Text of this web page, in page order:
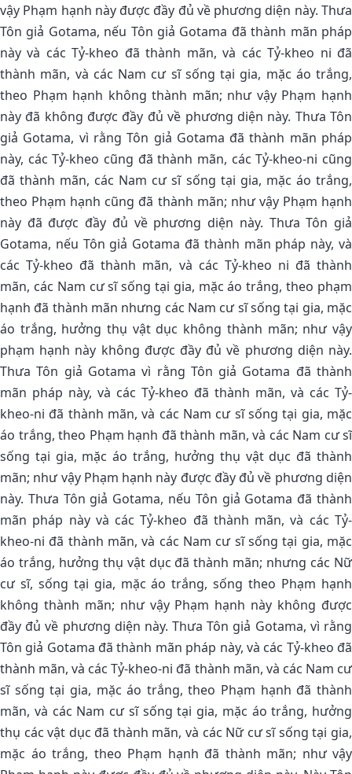
vậy Phạm hạnh này được đầy đủ về phương diện này. Thưa
Tôn giả Gotama, nếu Tôn giả Gotama đã thành mãn pháp
này và các Tỷ-kheo đã thành mãn, và các Tỷ-kheo ni đã
thành mãn, và các Nam cư sĩ sống tại gia, mặc áo trắng,
theo Phạm hạnh không thành mãn; như vậy Phạm hạnh
này đã không được đầy đủ về phương diện này. Thưa Tôn
giả Gotama, vì rằng Tôn giả Gotama đã thành mãn pháp
này, các Tỷ-kheo cũng đã thành mãn, các Tỷ-kheo-ni cũng
đã thành mãn, các Nam cư sĩ sống tại gia, mặc áo trắng,
theo Phạm hạnh cũng đã thành mãn; như vậy Phạm hạnh
này đã được đầy đủ về phương diện này. Thưa Tôn giả
Gotama, nếu Tôn giả Gotama đã thành mãn pháp này, và
các Tỷ-kheo đã thành mãn, và các Tỷ-kheo ni đã thành
mãn, các Nam cư sĩ sống tại gia, mặc áo trắng, theo phạm
hạnh đã thành mãn nhưng các Nam cư sĩ sống tại gia, mặc
áo trắng, hưởng thụ vật dục không thành mãn; như vậy
phạm hạnh này không được đầy đủ về phương diện này.
Thưa Tôn giả Gotama vì rằng Tôn giả Gotama đã thành
mãn pháp này, và các Tỷ-kheo đã thành mãn, và các Tỷ-
kheo-ni đã thành mãn, và các Nam cư sĩ sống tại gia, mặc
áo trắng, theo Phạm hạnh đã thành mãn, và các Nam cư sĩ
sống tại gia, mặc áo trắng, hưởng thụ vật dục đã thành
mãn; như vậy Phạm hạnh này được đầy đủ về phương diện
này. Thưa Tôn giả Gotama, nếu Tôn giả Gotama đã thành
mãn pháp này và các Tỷ-kheo đã thành mãn, và các Tỷ-
kheo-ni đã thành mãn, và các Nam cư sĩ sống tại gia, mặc
áo trắng, hưởng thụ vật dục đã thành mãn; nhưng các Nữ
cư sĩ, sống tại gia, mặc áo trắng, sống theo Phạm hạnh
không thành mãn; như vậy Phạm hạnh này không được
đầy đủ về phương diện này. Thưa Tôn giả Gotama, vì rằng
Tôn giả Gotama đã thành mãn pháp này, và các Tỷ-kheo đã
thành mãn, và các Tỷ-kheo-ni đã thành mãn, và các Nam cư
sĩ sống tại gia, mặc áo trắng, theo Phạm hạnh đã thành
mãn, và các Nam cư sĩ sống tại gia, mặc áo trắng, hưởng
thụ các vật dục đã thành mãn, và các Nữ cư sĩ sống tại gia,
mặc áo trắng, theo Phạm hạnh đã thành mãn; như vậy